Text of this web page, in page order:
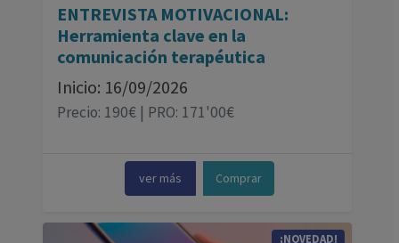
ENTREVISTA MOTIVACIONAL:
Herramienta clave en la
comunicación terapéutica
Inicio: 16/09/2026
Precio: 190€ | PRO: 171'00€
ver más Comprar
¡NOVEDAD!